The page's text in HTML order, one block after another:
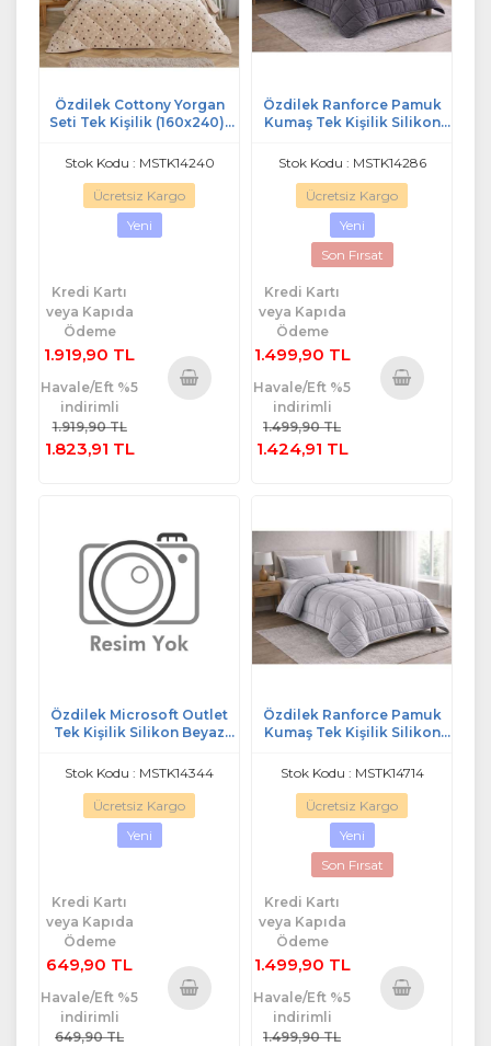
Özdilek Cottony Yorgan
Seti Tek Kişilik (160x240)-
Stok Kodu : MSTK14240
Ücretsiz Kargo
Yeni
Kredi Kartı
veya Kapıda
Ödeme
1.919,90 TL
Havale/Eft %5
indirimli
1.919,90 TL
1.823,91 TL
Özdilek Ranforce Pamuk
Kumaş Tek Kişilik Silikon
Stok Kodu : MSTK14286
Ücretsiz Kargo
Yeni
Son Fırsat
Kredi Kartı
veya Kapıda
Ödeme
1.499,90 TL
Havale/Eft %5
indirimli
1.499,90 TL
1.424,91 TL
Özdilek Microsoft Outlet
Tek Kişilik Silikon Beyaz
Stok Kodu : MSTK14344
Ücretsiz Kargo
Yeni
Kredi Kartı
veya Kapıda
Ödeme
649,90 TL
Havale/Eft %5
indirimli
649,90 TL
Özdilek Ranforce Pamuk
Kumaş Tek Kişilik Silikon
Stok Kodu : MSTK14714
Ücretsiz Kargo
Yeni
Son Fırsat
Kredi Kartı
veya Kapıda
Ödeme
1.499,90 TL
Havale/Eft %5
indirimli
1.499,90 TL